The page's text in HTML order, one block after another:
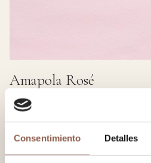
Consentimiento Detalles
Amapola Rosé
38.00 EUR
− +